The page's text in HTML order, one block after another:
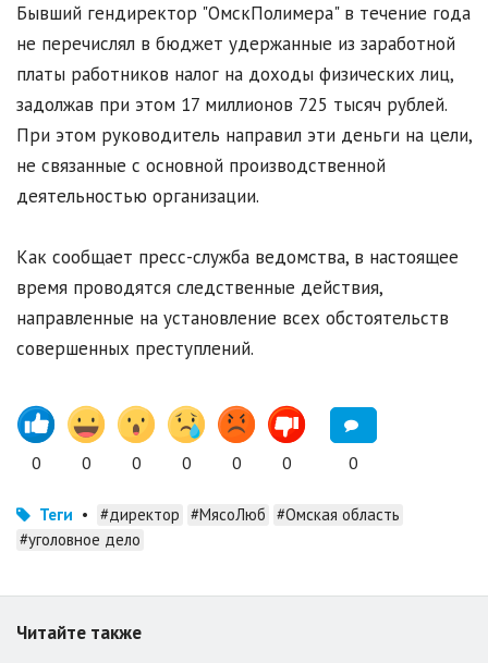
Бывший гендиректор "ОмскПолимера" в течение года
не перечислял в бюджет удержанные из заработной
платы работников налог на доходы физических лиц,
задолжав при этом 17 миллионов 725 тысяч рублей.
При этом руководитель направил эти деньги на цели,
не связанные с основной производственной
деятельностью организации.
Как сообщает пресс-служба ведомства, в настоящее
время проводятся следственные действия,
направленные на установление всех обстоятельств
совершенных преступлений.
0 0 0 0 0 0 0
Теги • #директор #МясоЛюб #Омская область
#уголовное дело
Читайте также